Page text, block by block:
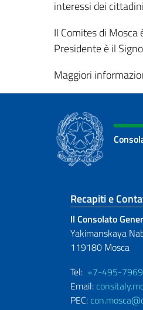
interessi dei
Il Comites di
Presidente è il
Maggiori
Recapiti e
Il Consolato
Yakimanskaya
119180 Mosca
Tel: +7-495-
Email:
PEC: